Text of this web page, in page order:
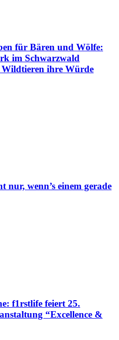
für Bären und Wölfe:
im Schwarzwald
Wildtieren ihre Würde
nur, wenn’s einem gerade
f1rstlife feiert 25.
“Excellence &